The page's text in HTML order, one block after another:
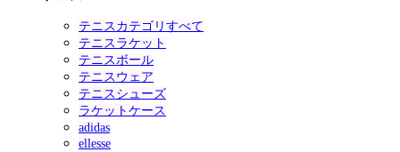
テニスカテゴリすべて
テニスラケット
テニスボール
テニスウェア
テニスシューズ
ラケットケース
adidas
ellesse